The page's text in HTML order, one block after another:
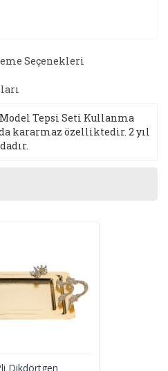
Seçenekleri
Tepsi Seti Kullanma
kararmaz özelliktedir. 2 yıl
Dikdörtgen